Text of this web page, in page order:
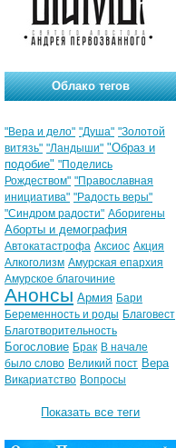
Облако тегов
"Вера и дело" "Душа" "Золотой
витязь" "Ландыши" "Образ и
подобие" "Поделись
Рождеством" "Православная
инициатива" "Радость веры"
"Синдром радости" Аборигены
Аборты и демография
Автокатастрофа Аксиос Акция
Алкоголизм Амурская епархия
Амурское благочиние
Анонсы Армия Бари
Беременность и роды Благовест
Благотворительность
Богословие Брак В начале
было слово Великий пост Вера
Викариатство Вопросы
Показать все теги